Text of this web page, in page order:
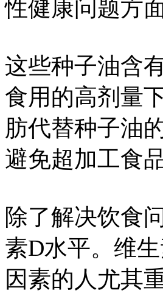
性健康问题方
这些种子油含
食用的高剂量
肪代替种子油
避免超加工食
除了解决饮食
素D水平。维
因素的人尤其